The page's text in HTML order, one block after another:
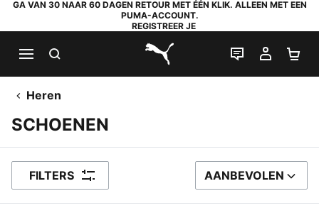
GA VAN 30 NAAR 60 DAGEN RETOUR MET ÉÉN KLIK. ALLEEN MET EEN
PUMA-ACCOUNT.
REGISTREER JE
PUMA.com
LIVE CHAT
MIJN
Heren
SCHOENEN
FILTERS SORTEER OP
AANBEVOLEN